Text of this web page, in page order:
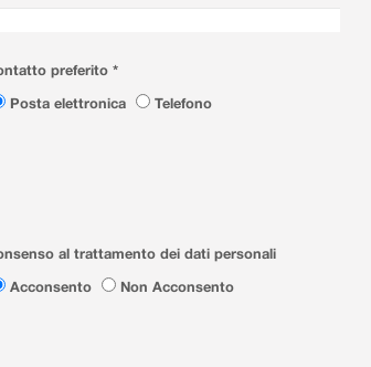
preferito *
Posta elettronica
Telefono
al trattamento dei dati personali
Acconsento
Non Acconsento